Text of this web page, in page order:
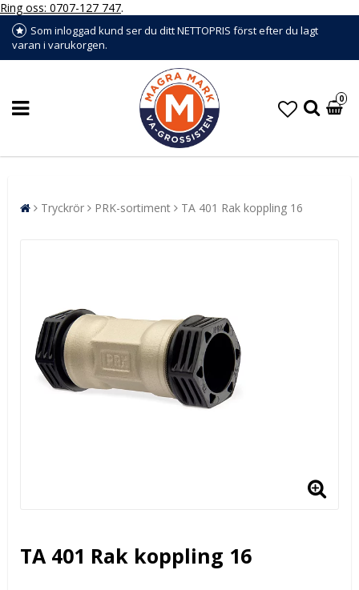
Ring oss: 0707-127 747.
Som inloggad kund ser du ditt NETTOPRIS först efter du lagt
varan i varukorgen.
0
Tryckrör PRK-sortiment TA 401 Rak koppling 16
TA 401 Rak koppling 16